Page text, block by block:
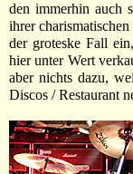
den immerhin auch
ihrer
der groteske Fall
hier unter Wert
aber nichts dazu,
Discos / Restaurant